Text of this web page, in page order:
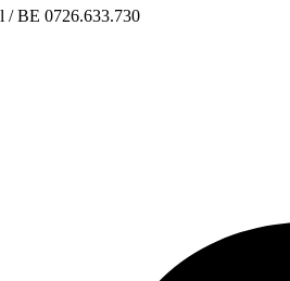
/ BE 0726.633.730